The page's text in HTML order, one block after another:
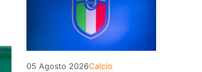
05 Agosto 2026Categorie
Calcio